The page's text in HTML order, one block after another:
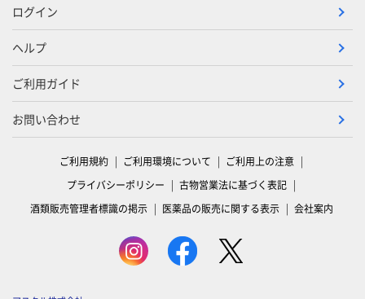
ログイン
ヘルプ
ご利用ガイド
お問い合わせ
ご利用規約 ご利用環境について
ご利用上の注意
プライバシーポリシー
古物営業法に基づく表記
酒類販売管理者標識の掲示
医薬品の販売に関する表示 会社案内